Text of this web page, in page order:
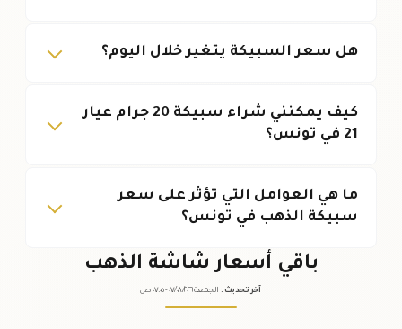
هل سعر السبيكة يتغير خلال اليوم؟
كيف يمكنني شراء سبيكة 20 جرام عيار
21 في تونس؟
ما هي العوامل التي تؤثر على سعر
سبيكة الذهب في تونس؟
باقي أسعار شاشة الذهب
آخر تحديث : الجمعة ٠٧ /٠٨/٢٠٢٦ - ٠٧:٠٥ ص